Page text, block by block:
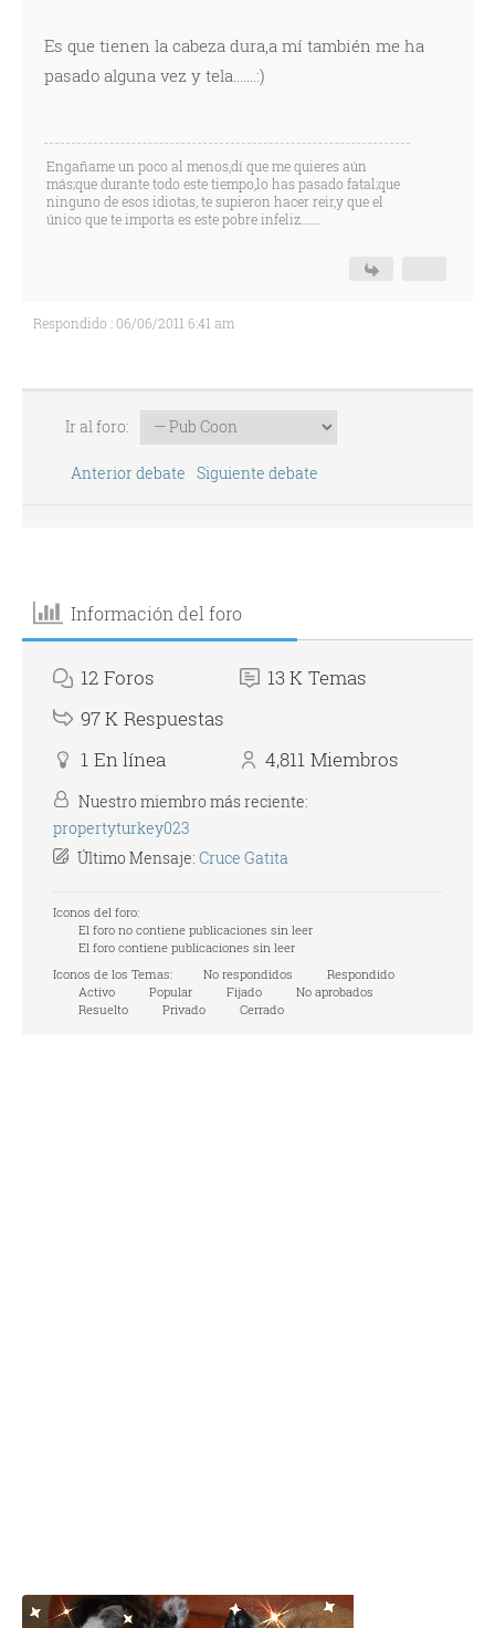
Es que tienen la cabeza dura,a mí también me ha
pasado alguna vez y tela.......:)
Engañame un poco al menos,dí que me quieres aún
más;que durante todo este tiempo,lo has pasado fatal;que
ninguno de esos idiotas, te supieron hacer reir,y que el
único que te importa es este pobre infeliz......
Respondido : 06/06/2011 6:41 am
Ir al foro:
Anterior debate Siguiente debate
Información del foro
12 Foros 13 K Temas
97 K Respuestas
1 En línea 4,811 Miembros
Nuestro miembro más reciente:
propertyturkey023
Último Mensaje: Cruce Gatita
Iconos del foro:
El foro no contiene publicaciones sin leer
El foro contiene publicaciones sin leer
Iconos de los Temas:
No respondidos
Respondido
Activo
Popular Fijado
No aprobados
Resuelto
Privado Cerrado